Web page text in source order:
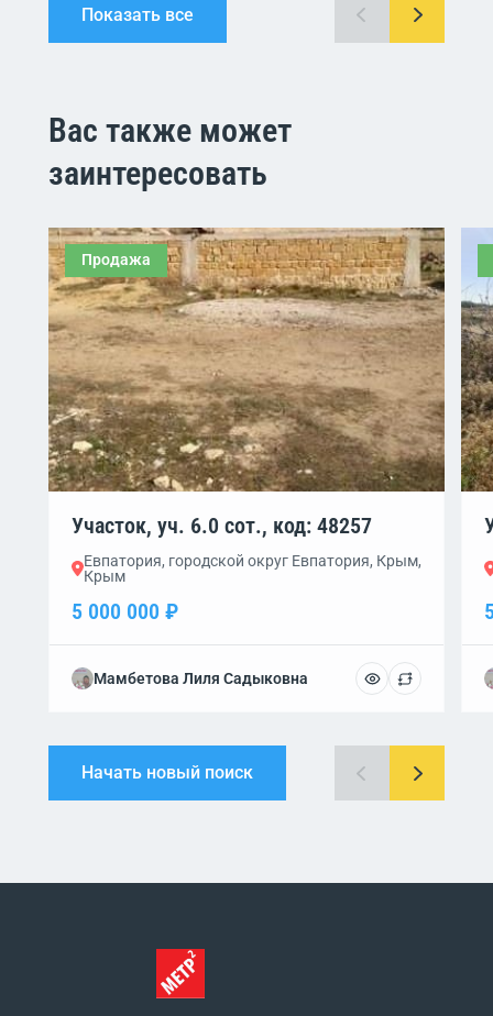
Показать все
Вас также может
заинтересовать
Продажа
Участок, уч. 6.0 сот., код: 48257
Евпатория, городской округ Евпатория, Крым,
Крым
5 000 000 ₽
Мамбетова Лиля Садыковна
Начать новый поиск